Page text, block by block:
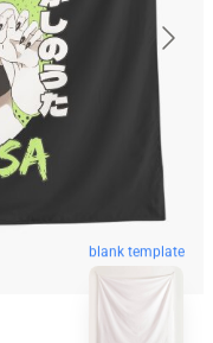
blank template